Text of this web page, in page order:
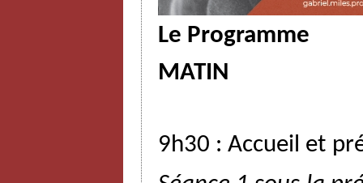
Le Programme
MATIN
9h30 : Accueil et